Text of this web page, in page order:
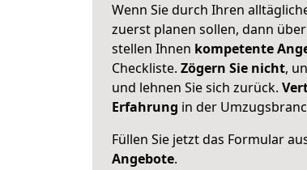
Wenn Sie durch Ihren
zuerst planen sollen, dann
stellen Ihnen kompetente
Checkliste. Zögern Sie nicht,
und lehnen Sie sich zurück.
Erfahrung in der
Füllen Sie jetzt das Formular
Angebote.